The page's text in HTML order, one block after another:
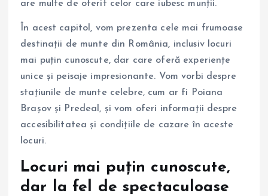
are multe de oferit celor care iubesc munții.
În acest capitol, vom prezenta cele mai frumoase
destinații de munte din România, inclusiv locuri
mai puțin cunoscute, dar care oferă experiențe
unice și peisaje impresionante. Vom vorbi despre
stațiunile de munte celebre, cum ar fi Poiana
Brașov și Predeal, și vom oferi informații despre
accesibilitatea și condițiile de cazare în aceste
locuri.
Locuri mai puțin cunoscute,
dar la fel de spectaculoase